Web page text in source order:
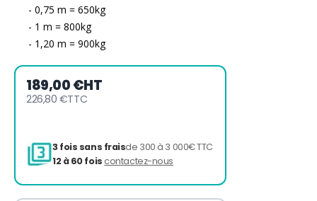
- 0,75 m = 650kg
- 1 m = 800kg
- 1,20 m = 900kg
189,00 €HT
226,80 €TTC